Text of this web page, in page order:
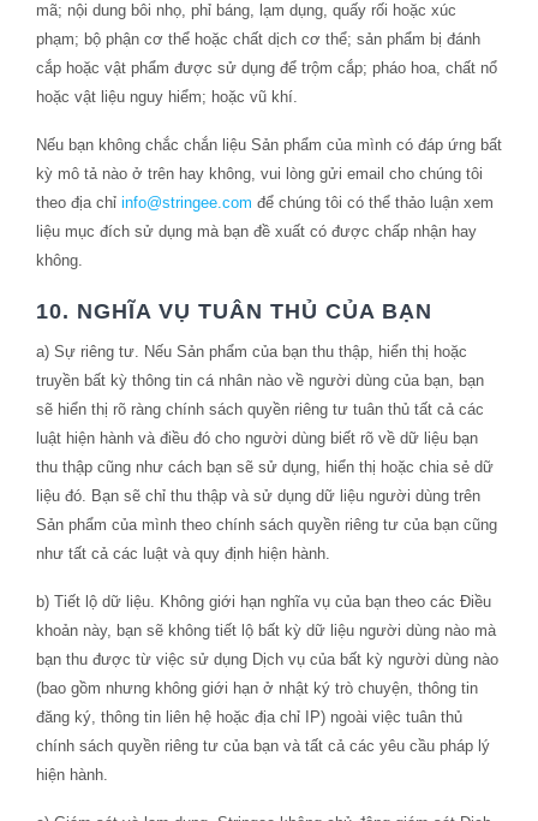
mã; nội dung bôi nhọ, phỉ báng, lạm dụng, quấy rối hoặc xúc
phạm; bộ phận cơ thể hoặc chất dịch cơ thể; sản phẩm bị đánh
cắp hoặc vật phẩm được sử dụng để trộm cắp; pháo hoa, chất nổ
hoặc vật liệu nguy hiểm; hoặc vũ khí.
Nếu bạn không chắc chắn liệu Sản phẩm của mình có đáp ứng bất
kỳ mô tả nào ở trên hay không, vui lòng gửi email cho chúng tôi
theo địa chỉ info@stringee.com để chúng tôi có thể thảo luận xem
liệu mục đích sử dụng mà bạn đề xuất có được chấp nhận hay
không.
10. NGHĨA VỤ TUÂN THỦ CỦA BẠN
a) Sự riêng tư. Nếu Sản phẩm của bạn thu thập, hiển thị hoặc
truyền bất kỳ thông tin cá nhân nào về người dùng của bạn, bạn
sẽ hiển thị rõ ràng chính sách quyền riêng tư tuân thủ tất cả các
luật hiện hành và điều đó cho người dùng biết rõ về dữ liệu bạn
thu thập cũng như cách bạn sẽ sử dụng, hiển thị hoặc chia sẻ dữ
liệu đó. Bạn sẽ chỉ thu thập và sử dụng dữ liệu người dùng trên
Sản phẩm của mình theo chính sách quyền riêng tư của bạn cũng
như tất cả các luật và quy định hiện hành.
b) Tiết lộ dữ liệu. Không giới hạn nghĩa vụ của bạn theo các Điều
khoản này, bạn sẽ không tiết lộ bất kỳ dữ liệu người dùng nào mà
bạn thu được từ việc sử dụng Dịch vụ của bất kỳ người dùng nào
(bao gồm nhưng không giới hạn ở nhật ký trò chuyện, thông tin
đăng ký, thông tin liên hệ hoặc địa chỉ IP) ngoài việc tuân thủ
chính sách quyền riêng tư của bạn và tất cả các yêu cầu pháp lý
hiện hành.